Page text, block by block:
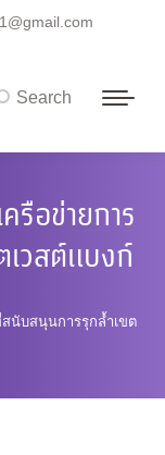
Search
รือข่ายการ
เวสต์แบงก์
นับสนุนการรุกล้ำเขต